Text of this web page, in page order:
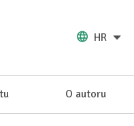
HR
O autoru